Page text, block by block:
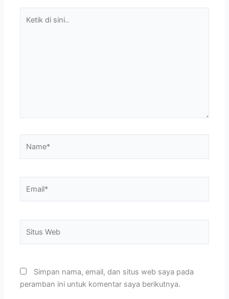
Web
Simpan nama, email, dan situs web saya pada
peramban ini untuk komentar saya berikutnya.